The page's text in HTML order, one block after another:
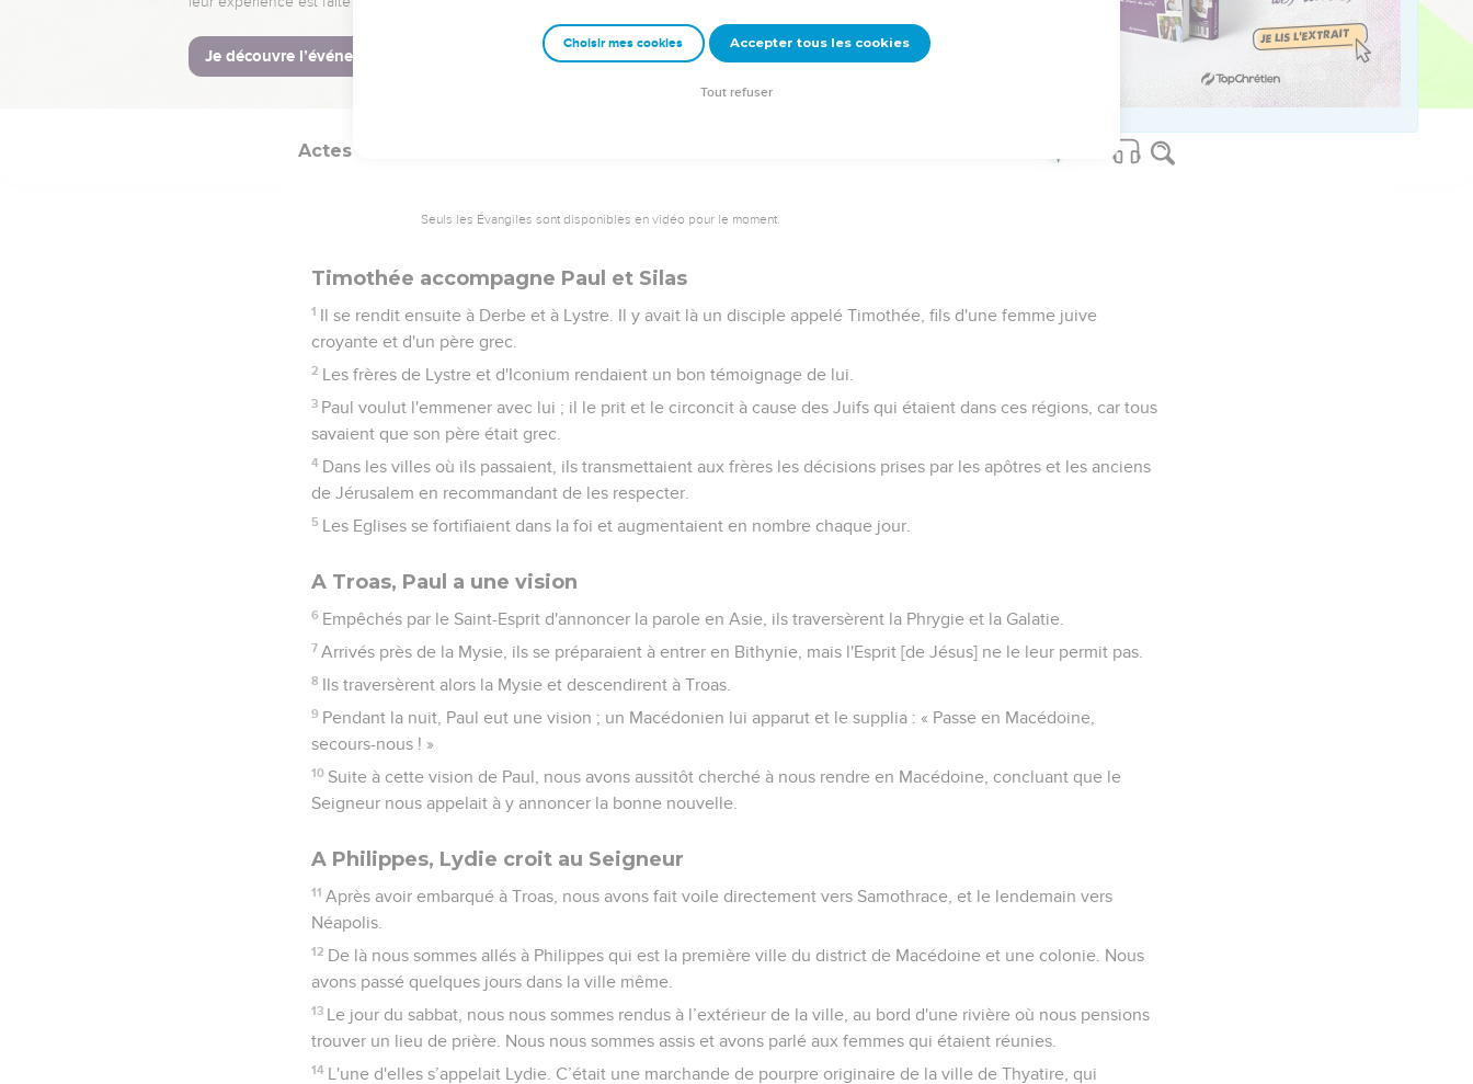
40 Paul choisit Silas et partit, confié par les frères à la grâce du Seigneur.
Il traversa la Syrie et la Cilicie en fortifiant les Eglises.
Actes
Seuls les Évangiles sont disponibles en vidéo pour le moment.
Timothée accompagne Paul et Silas
1 Il se rendit ensuite à Derbe et à Lystre. Il y avait là un disciple appelé Timothée, fils d'une femme juive
croyante et d'un père grec.
2 Les frères de Lystre et d'Iconium rendaient un bon témoignage de lui.
3 Paul voulut l'emmener avec lui ; il le prit et le circoncit à cause des Juifs qui étaient dans ces régions, car tous
savaient que son père était grec.
4 Dans les villes où ils passaient, ils transmettaient aux frères les décisions prises par les apôtres et les anciens
de Jérusalem en recommandant de les respecter.
5 Les Eglises se fortifiaient dans la foi et augmentaient en nombre chaque jour.
A Troas, Paul a une vision
6 Empêchés par le Saint-Esprit d'annoncer la parole en Asie, ils traversèrent la Phrygie et la Galatie.
7 Arrivés près de la Mysie, ils se préparaient à entrer en Bithynie, mais l'Esprit [de Jésus] ne le leur permit pas.
8 Ils traversèrent alors la Mysie et descendirent à Troas.
9 Pendant la nuit, Paul eut une vision ; un Macédonien lui apparut et le supplia : « Passe en Macédoine,
secours-nous ! »
10 Suite à cette vision de Paul, nous avons aussitôt cherché à nous rendre en Macédoine, concluant que le
Seigneur nous appelait à y annoncer la bonne nouvelle.
A Philippes, Lydie croit au Seigneur
11 Après avoir embarqué à Troas, nous avons fait voile directement vers Samothrace, et le lendemain vers
Néapolis.
12 De là nous sommes allés à Philippes qui est la première ville du district de Macédoine et une colonie. Nous
avons passé quelques jours dans la ville même.
13 Le jour du sabbat, nous nous sommes rendus à l’extérieur de la ville, au bord d'une rivière où nous pensions
trouver un lieu de prière. Nous nous sommes assis et avons parlé aux femmes qui étaient réunies.
14 L'une d'elles s’appelait Lydie. C’était une marchande de pourpre originaire de la ville de Thyatire, qui
Choisir mes cookies Accepter tous les cookies
Tout refuser